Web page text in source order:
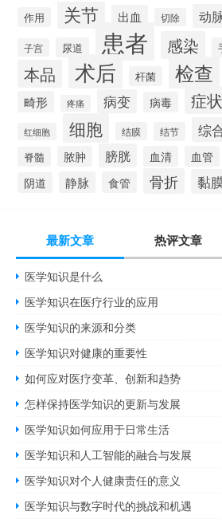
作用 关节 出血 切除 动
子宫 尿道 患者 感染
本品 术后 杆菌 检查
畸形 疼痛 病变 病毒 症状
红细胞 细胞 结膜 结节 综
脊髓 脓肿 膀胱 血清 血管
阴道 静脉 食管 骨折 黏
最新文章 热评文章
医学知识是什么
医学知识在医疗行业的应用
医学知识的来源和分类
医学知识对健康的重要性
如何应对医疗变革、创新和趋势
怎样保持医学知识的更新与发展
医学知识如何应用于日常生活
医学知识和人工智能的融合与发展
医学知识对个人健康责任的意义
医学知识与数字时代的挑战和机遇